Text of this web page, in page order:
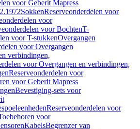
voor Geberit Mapress
SokkenReserveonderdelen voor
voor
voor BochtenT-
voor T-stukkenOvergangen
voor Overgangen
verbindingen,
voor Overgangen en verbindingen,
Reserveonderdelen voor
voor Geberit Mapress
Bevestiging-sets voor
Reserveonderdelen voor
voor
KabelsBegrenzer van